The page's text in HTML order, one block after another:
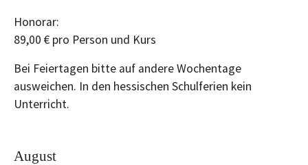
Honorar:
89,00 € pro Person und Kurs
Bei Feiertagen bitte auf andere Wochentage
ausweichen. In den hessischen Schulferien kein
Unterricht.
August